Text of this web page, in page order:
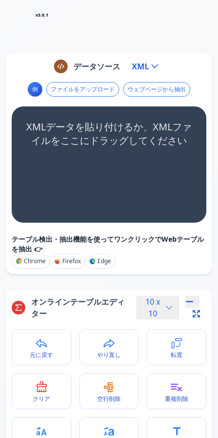
v3.0.1
データソース XML
例 ファイルをアップロード ウェブページから抽出
XMLデータを貼り付けるか、XMLファ
イルをここにドラッグしてください
テーブル検出・抽出機能を使ってワンクリックでWebテーブル
を抽出 👉
Chrome Firefox Edge
オンラインテーブルエディ
ター
10x
10
元に戻す やり直し 転置
クリア 空行削除 重複削除